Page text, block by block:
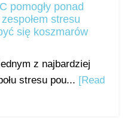
pomogły ponad
stresu
się koszmarów
z najbardziej
stresu pou... [Read